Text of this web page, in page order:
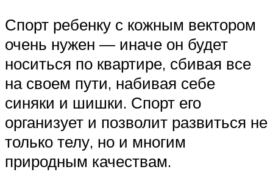
Спорт ребенку с кожным вектором
очень нужен ― иначе он будет
носиться по квартире, сбивая все
на своем пути, набивая себе
синяки и шишки. Спорт его
организует и позволит развиться не
только телу, но и многим
природным качествам.